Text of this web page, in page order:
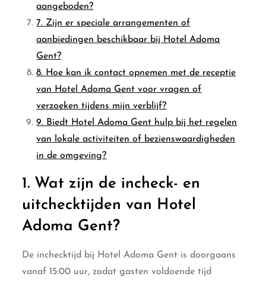
aangeboden?
7. Zijn er speciale arrangementen of
aanbiedingen beschikbaar bij Hotel Adoma
Gent?
8. Hoe kan ik contact opnemen met de receptie
van Hotel Adoma Gent voor vragen of
verzoeken tijdens mijn verblijf?
9. Biedt Hotel Adoma Gent hulp bij het regelen
van lokale activiteiten of bezienswaardigheden
in de omgeving?
1. Wat zijn de incheck- en
uitchecktijden van Hotel
Adoma Gent?
De inchecktijd bij Hotel Adoma Gent is doorgaans
vanaf 15:00 uur, zodat gasten voldoende tijd